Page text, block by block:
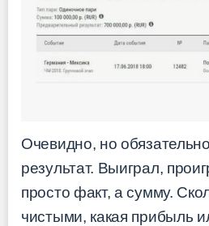
Очевидно, но
результат. Выиграл,
просто факт, а сумму.
чистыми, какая прибыль